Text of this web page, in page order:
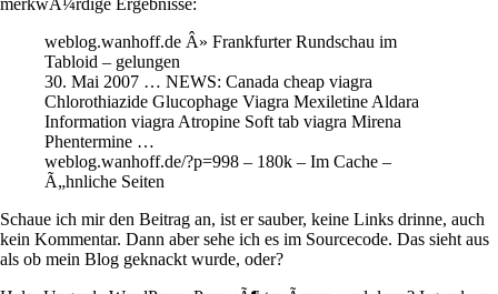
merkwÃ¼rdige Ergebnisse:
weblog.wanhoff.de Â» Frankfurter Rundschau im
Tabloid – gelungen
30. Mai 2007 … NEWS: Canada cheap viagra
Chlorothiazide Glucophage Viagra Mexiletine Aldara
Information viagra Atropine Soft tab viagra Mirena
Phentermine …
weblog.wanhoff.de/?p=998 – 180k – Im Cache –
Ã„hnliche Seiten
Schaue ich mir den Beitrag an, ist er sauber, keine Links drinne, auch
kein Kommentar. Dann aber sehe ich es im Sourcecode. Das sieht aus
als ob mein Blog geknackt wurde, oder?